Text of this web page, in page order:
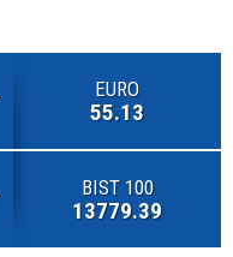
EURO
55.13
BIST 100
13779.39